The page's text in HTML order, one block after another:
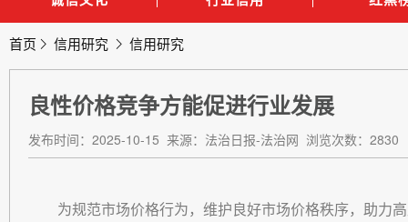
首页 信用研究 信用研究
良性价格竞争方能促进行业发展
发布时间：2025-10-15 来源：法治日报-法治网 浏览次数：2830
为规范市场价格行为，维护良好市场价格秩序，助力